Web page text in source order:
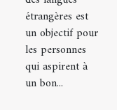
langue
étrangère
étrangères est
un objectif pour
les personnes
qui aspirent à
un bon...